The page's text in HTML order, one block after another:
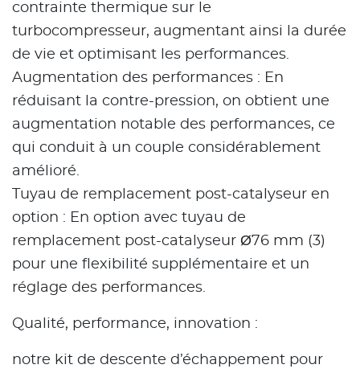
contrainte thermique sur le
turbocompresseur, augmentant ainsi la durée
de vie et optimisant les performances.
Augmentation des performances : En
réduisant la contre-pression, on obtient une
augmentation notable des performances, ce
qui conduit à un couple considérablement
amélioré.
Tuyau de remplacement post-catalyseur en
option : En option avec tuyau de
remplacement post-catalyseur Ø76 mm (3)
pour une flexibilité supplémentaire et un
réglage des performances.
Qualité, performance, innovation :
notre kit de descente d’échappement pour